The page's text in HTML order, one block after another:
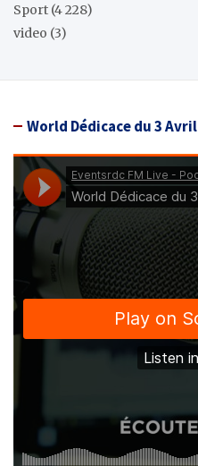
Sport (4 228)
video (3)
World Dédicace du 3 Avril